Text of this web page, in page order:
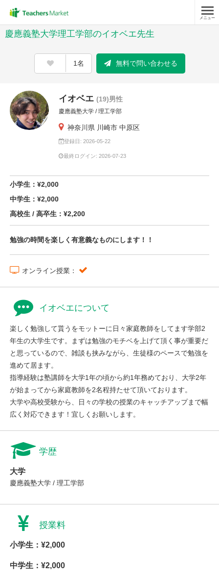
メニュー
慶應義塾大学理工学部のイオベエ先生
1名 無料で問い合わせる
イオベエ (19)男性
慶應義塾大学 / 理工学部
神奈川県 川崎市 中原区
登録日: 2026-05-22
最終ログイン: 2026-07-23
小学生：¥2,000
中学生：¥2,000
高校生 / 高卒生：¥2,200
勉強の時間を楽しく有意義なものにします！！
オンライン授業：
イオベエについて
楽しく勉強して貰うをモットーに日々家庭教師をしてます学部2
年生の大学生です。まずは勉強のモチベを上げて頂く事が重要だ
と思っているので、雑談も挟みながら、生徒様のペースで勉強を
進めて居ます。
指導経験は塾講師を大学1年の頃から約1年務めており、大学2年
が始まってから家庭教師を2名程持たせて頂いております。
大学や高校受験から、日々の学校の授業のキャッチアップまで幅
広く対応できます！宜しくお願いします。
学歴
大学
慶應義塾大学 / 理工学部
授業料
小学生：¥2,000
中学生：¥2,000